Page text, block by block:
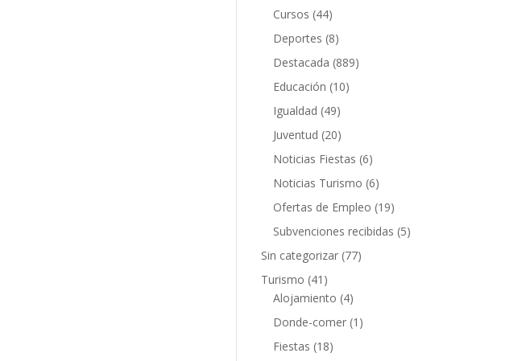
Cursos (44)
Deportes (8)
Destacada (889)
Educación (10)
Igualdad (49)
Juventud (20)
Noticias Fiestas (6)
Noticias Turismo (6)
Ofertas de Empleo (19)
Subvenciones recibidas (5)
Sin categorizar (77)
Turismo (41)
Alojamiento (4)
Donde-comer (1)
Fiestas (18)